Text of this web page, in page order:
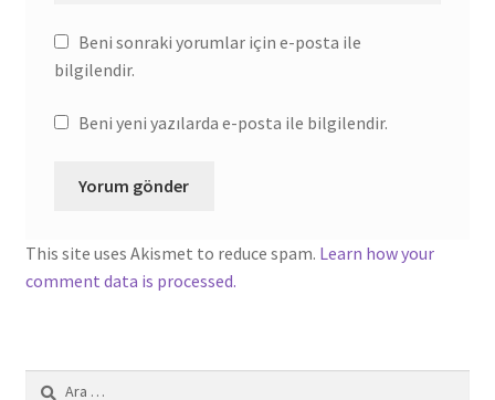
Beni sonraki yorumlar için e-posta ile
bilgilendir.
Beni yeni yazılarda e-posta ile bilgilendir.
This site uses Akismet to reduce spam. Learn how your
comment data is processed.
Arama: